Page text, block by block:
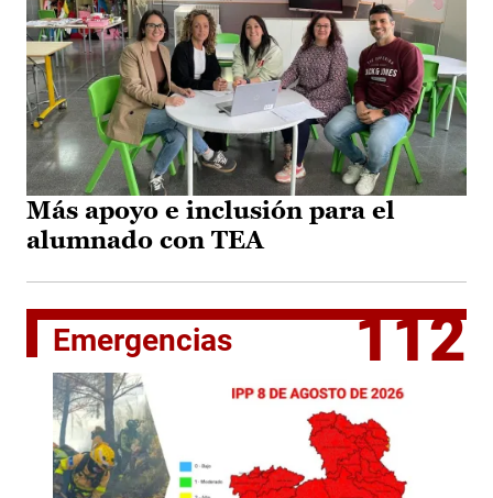
Más apoyo e inclusión para el
alumnado con TEA
Emergencias 112